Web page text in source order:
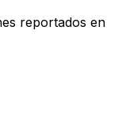
reportados en